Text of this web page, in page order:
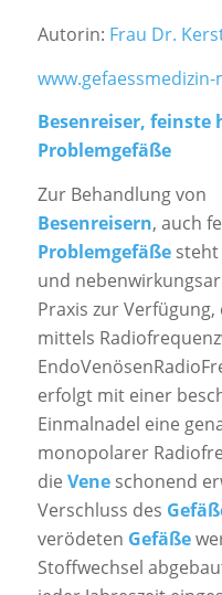
Autorin: Frau Dr.
Besenreiser, feinste
Problemgefäße
Zur Behandlung von
Besenreisern, auch
Problemgefäßesteht
und
Praxis zur
mittels
erfolgt mit einer
Einmalnadel eine
monopolarer
die Veneschonend
Verschluss des
verödeten Gefäße
Stoffwechsel